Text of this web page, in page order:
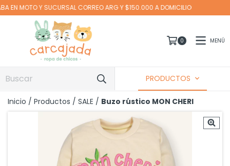
CORREO ARG Y $150.000 A DOMICILIO
0 MENÚ
PRODUCTOS
Inicio / Productos / SALE / Buzo rústico MON CHERI